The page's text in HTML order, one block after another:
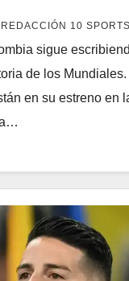
REDACCIÓN 10 SPORTS
sigue
de los
en su estreno en